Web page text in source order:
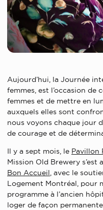
Aujourd’hui, la Journée
femmes, est l’occasion de
femmes et de mettre en
auxquels elles sont
nous voyons chaque jour
de courage et de
Il y a sept mois, le Pavillon
Mission Old Brewery s’est
Bon Accueil, avec le
Logement Montréal, pour
programme à l’ancien
loger de façon